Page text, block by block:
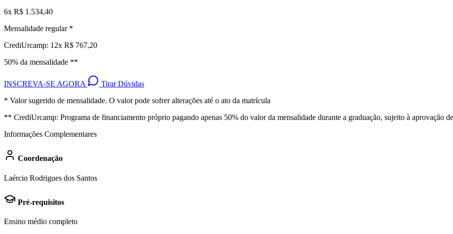
6x R$ 1.534,40
Mensalidade regular *
CrediUrcamp: 12x R$ 767,20
50% da mensalidade **
INSCREVA-SE AGORA
Tirar Dúvidas
* Valor sugerido de mensalidade. O valor pode sofrer alterações até o ato da matrícula
** CrediUrcamp: Programa de financiamento próprio pagando apenas 50% do valor da mensalidade durante a graduação, sujeito à aprovação
Informações Complementares
Coordenação
Laércio Rodrigues dos Santos
Pré-requisitos
Ensino médio completo